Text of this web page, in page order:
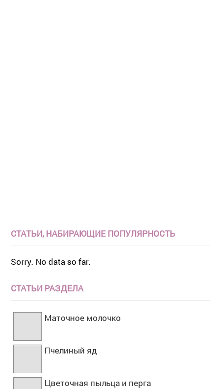
СТАТЬИ, НАБИРАЮЩИЕ ПОПУЛЯРНОСТЬ
Sorry. No data so far.
СТАТЬИ РАЗДЕЛА
Маточное молочко
Пчелиный яд
Цветочная пыльца и перга